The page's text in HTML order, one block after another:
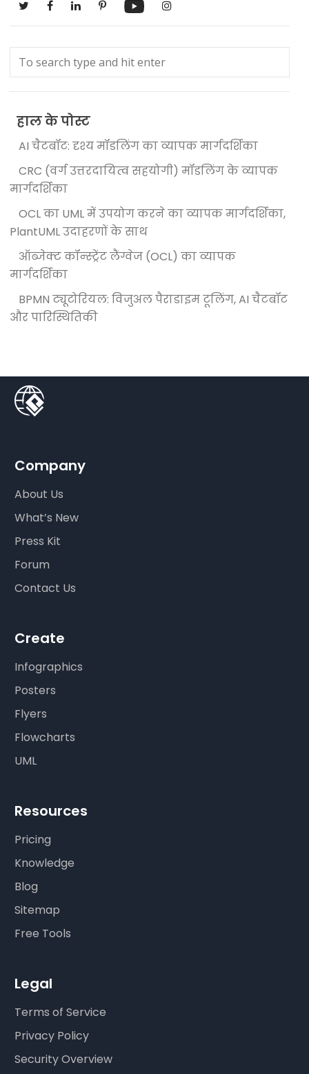
हाल के पोस्ट
AI चैटबॉट: दृश्य मॉडलिंग का व्यापक मार्गदर्शिका
CRC (वर्ग उत्तरदायित्व सहयोगी) मॉडलिंग के व्यापक
मार्गदर्शिका
OCL का UML में उपयोग करने का व्यापक मार्गदर्शिका,
PlantUML उदाहरणों के साथ
ऑब्जेक्ट कॉन्स्ट्रेंट लैंग्वेज (OCL) का व्यापक
मार्गदर्शिका
BPMN ट्यूटोरियल: विजुअल पैराडाइम टूलिंग, AI चैटबॉट
और पारिस्थितिकी
Company
About Us
What’s New
Press Kit
Forum
Contact Us
Create
Infographics
Posters
Flyers
Flowcharts
UML
Resources
Pricing
Knowledge
Blog
Sitemap
Free Tools
Legal
Terms of Service
Privacy Policy
Security Overview